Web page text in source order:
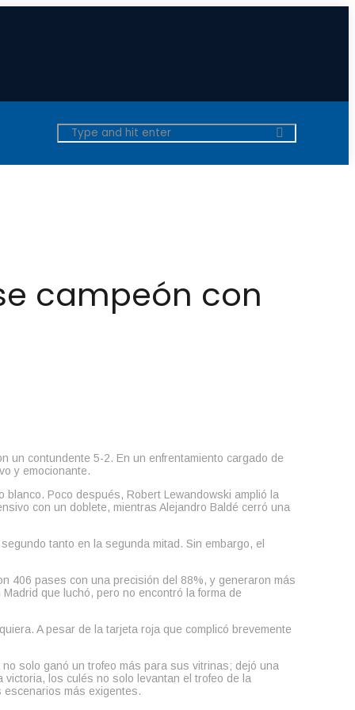
campeón con
un contundente 5-2. En un enfrentamiento cargado de
y emocionante.
Poco después, Robert Lewandowski amplió la
con un doblete, mientras Alejandro Baldé cerró una
tanto en la segunda mitad. Sin embargo, el
406 pases con una precisión del 88%, y generaron más
que luchó, pero no encontró la forma de
A pesar de la tarjeta roja que complicó brevemente
solo ganó un trofeo más para sus vitrinas; dejó una
los culés no solo levantan el trofeo de la
escenarios más exigentes.